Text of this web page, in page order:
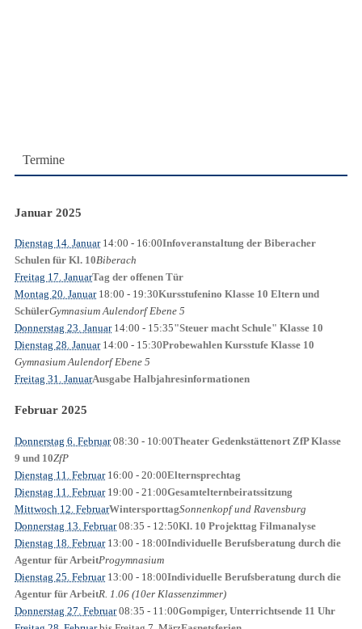
Termine
Januar 2025
Dienstag 14. Januar14:00 - 16:00Infoveranstaltung der Biberacher
Schulen für Kl. 10Biberach
Freitag 17. JanuarTag der offenen Tür
Montag 20. Januar18:00 - 19:30Kursstufenino Klasse 10 Eltern und
SchülerGymnasium Aulendorf Ebene 5
Donnerstag 23. Januar14:00 - 15:35"Steuer macht Schule" Klasse 10
Dienstag 28. Januar14:00 - 15:30Probewahlen Kursstufe Klasse 10
Gymnasium Aulendorf Ebene 5
Freitag 31. JanuarAusgabe Halbjahresinformationen
Februar 2025
Donnerstag 6. Februar08:30 - 10:00Theater Gedenkstättenort ZfP Klasse
9 und 10ZfP
Dienstag 11. Februar16:00 - 20:00Elternsprechtag
Dienstag 11. Februar19:00 - 21:00Gesamtelternbeiratssitzung
Mittwoch 12. FebruarWintersporttagSonnenkopf und Ravensburg
Donnerstag 13. Februar08:35 - 12:50Kl. 10 Projekttag Filmanalyse
Dienstag 18. Februar13:00 - 18:00Individuelle Berufsberatung durch die
Agentur für ArbeitProgymnasium
Dienstag 25. Februar13:00 - 18:00Individuelle Berufsberatung durch die
Agentur für ArbeitR. 1.06 (10er Klassenzimmer)
Donnerstag 27. Februar08:35 - 11:00Gompiger, Unterrichtsende 11 Uhr